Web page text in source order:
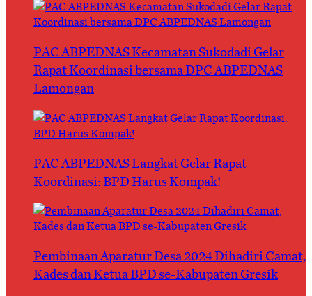
PAC ABPEDNAS Kecamatan Sukodadi Gelar
Rapat Koordinasi bersama DPC ABPEDNAS
Lamongan
PAC ABPEDNAS Langkat Gelar Rapat
Koordinasi: BPD Harus Kompak!
Pembinaan Aparatur Desa 2024 Dihadiri Camat,
Kades dan Ketua BPD se-Kabupaten Gresik